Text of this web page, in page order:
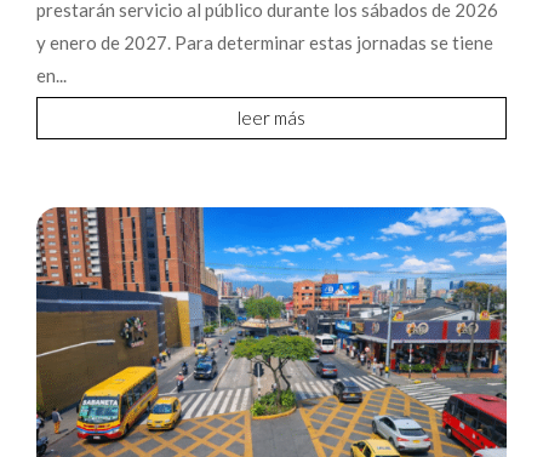
prestarán servicio al público durante los sábados de 2026
y enero de 2027. Para determinar estas jornadas se tiene
en...
leer más